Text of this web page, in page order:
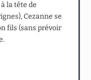
la tête de
Cezanne se
fils (sans prévoir